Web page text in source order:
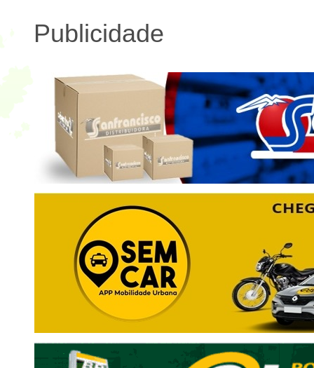
Publicidade